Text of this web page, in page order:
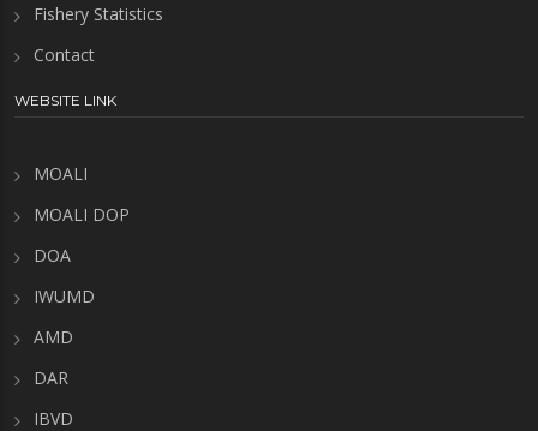
Fishery Statistics
Contact
WEBSITE LINK
MOALI
MOALI DOP
DOA
IWUMD
AMD
DAR
IBVD